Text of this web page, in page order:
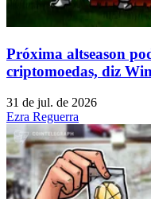
Próxima altseason
criptomoedas, diz
31 de jul. de 2026
Ezra Reguerra